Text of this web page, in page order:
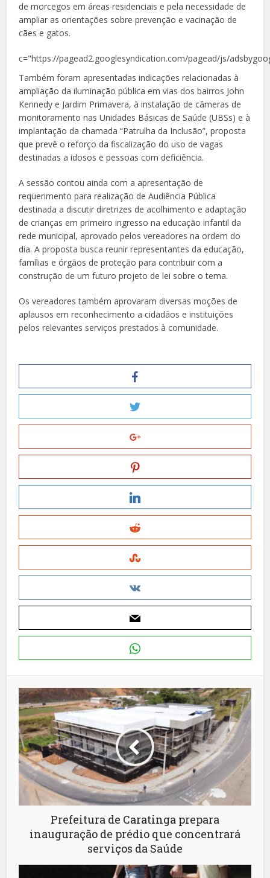
de morcegos em áreas residenciais e pela necessidade de
ampliar as orientações sobre prevenção e vacinação de
cães e gatos.
c="https://pagead2.googlesyndication.com/pagead/js/
Também foram apresentadas indicações relacionadas à
ampliação da iluminação pública em vias dos bairros John
Kennedy e Jardim Primavera, à instalação de câmeras de
monitoramento nas Unidades Básicas de Saúde (UBSs) e à
implantação da chamada “Patrulha da Inclusão”, proposta
que prevê o reforço da fiscalização do uso de vagas
destinadas a idosos e pessoas com deficiência.
A sessão contou ainda com a apresentação de
requerimento para realização de Audiência Pública
destinada a discutir diretrizes de acolhimento e adaptação
de crianças em primeiro ingresso na educação infantil da
rede municipal, aprovado pelos vereadores na ordem do
dia. A proposta busca reunir representantes da educação,
famílias e órgãos de proteção para contribuir com a
construção de um futuro projeto de lei sobre o tema.
Os vereadores também aprovaram diversas moções de
aplausos em reconhecimento a cidadãos e instituições
pelos relevantes serviços prestados à comunidade.
Prefeitura de Caratinga prepara
inauguração de prédio que concentrará
serviços da Saúde